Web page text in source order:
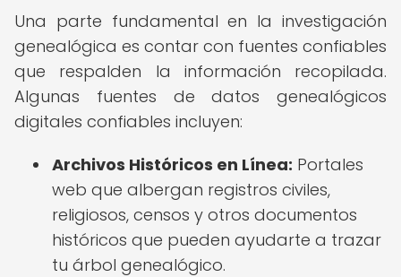
Una parte fundamental en la investigación
genealógica es contar con fuentes confiables
que respalden la información recopilada.
Algunas fuentes de datos genealógicos
digitales confiables incluyen:
Archivos Históricos en Línea: Portales
web que albergan registros civiles,
religiosos, censos y otros documentos
históricos que pueden ayudarte a trazar
tu árbol genealógico.